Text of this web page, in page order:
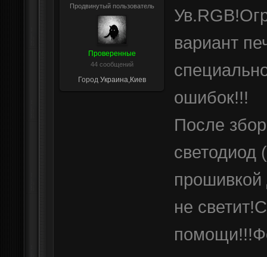
Продвинутый пользователь
Проверенные
44 сообщений
Город Украина,Киев
вариант
ошибок!!!
После
светодиод
не